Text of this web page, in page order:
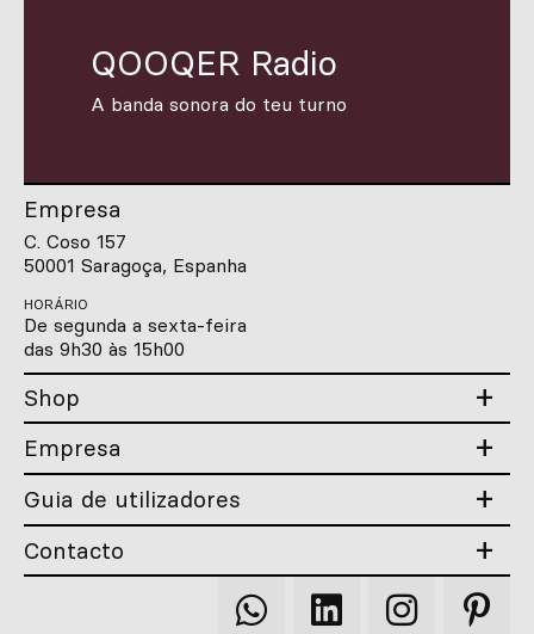
QOOQER Radio
A banda sonora do teu turno
Empresa
C. Coso 157
50001 Saragoça, Espanha
HORÁRIO
De segunda a sexta-feira
das 9h30 às 15h00
Shop
Empresa
Guia de utilizadores
Contacto
Qooqer Qooqer Qooqer Qooqer